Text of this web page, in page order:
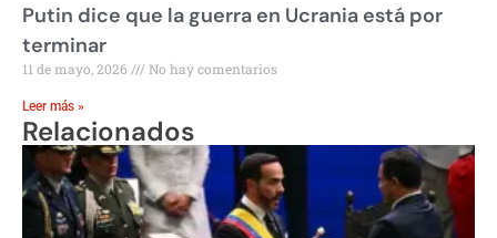
Putin dice que la guerra en Ucrania está por
terminar
11 de mayo, 2026 No hay comentarios
Leer más »
Relacionados